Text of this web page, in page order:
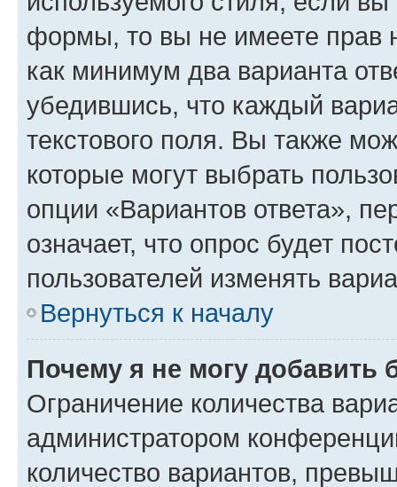
формы, то вы не имеете прав
как минимум два варианта
убедившись, что каждый
текстового поля. Вы также
которые могут выбрать
опции «Вариантов ответа»,
означает, что опрос будет
пользователей изменять
Вернуться к началу
Почему я не могу добавить
Ограничение количества
администратором
количество вариантов,